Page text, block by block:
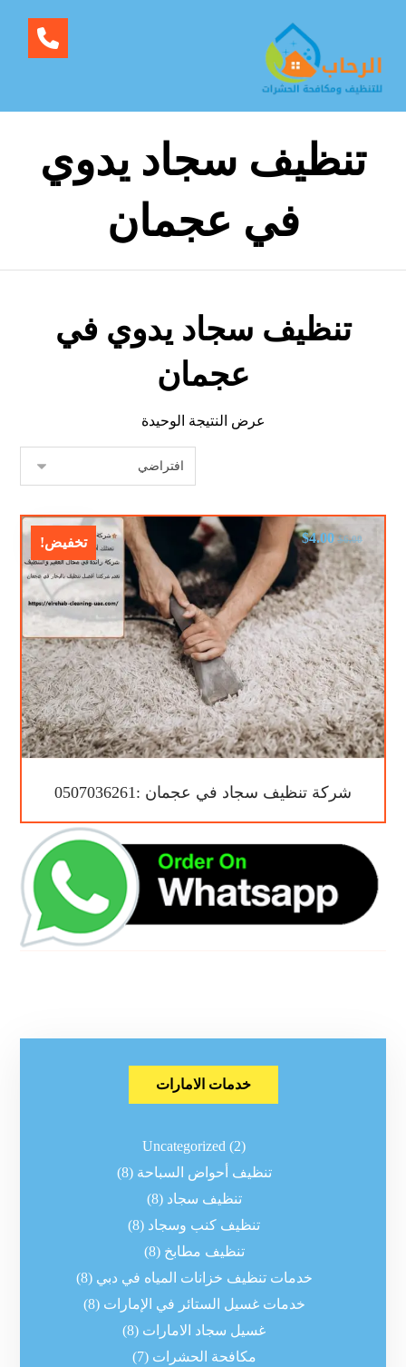
تنظيف سجاد يدوي
في عجمان
تنظيف سجاد يدوي في
عجمان
عرض النتيجة الوحيدة
تخفيض!
شركة تنظيف سجاد في عجمان :0507036261
$6.00
$4.00
خدمات الامارات
Uncategorized (2)
تنظيف أحواض السباحة (8)
تنظيف سجاد (8)
تنظيف كنب وسجاد (8)
تنظيف مطابخ (8)
خدمات تنظيف خزانات المياه في دبي (8)
خدمات غسيل الستائر في الإمارات (8)
غسيل سجاد الامارات (8)
مكافحة الحشرات (7)